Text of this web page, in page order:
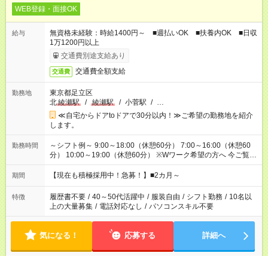
WEB登録・面接OK
給与
無資格未経験：時給1400円～ ■週払いOK ■扶養内OK ■日収
1万1200円以上
交通費別途支給あり
交通費 交通費全額支給
勤務地
東京都足立区
北綾瀬駅 / 綾瀬駅 / 小菅駅 / …
≪自宅からドアtoドアで30分以内！≫ご希望の勤務地を紹介
します。
勤務時間
～シフト例～ 9:00～18:00（休憩60分） 7:00～16:00（休憩60
分） 10:00～19:00（休憩60分） ※Wワーク希望の方へ 今ご覧の
お仕事で希望する勤務時間と、もう1つのお仕事の勤務時間の合
計が 週40時間を超えなければOKです。
期間 【現在も積極採用中！急募！】■2カ月～
特徴 履歴書不要 / 40～50代活躍中 / 服装自由 / シフト勤務 / 10名以
上の大量募集 / 電話対応なし / パソコンスキル不要
気になる！ 応募する 詳細へ